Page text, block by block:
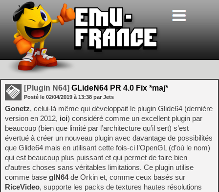
[Plugin N64] GLideN64 PR 4.0 Fix *maj*
Posté le 02/04/2019 à 13:38 par Jets
Gonetz, celui-là même qui développait le plugin Glide64 (dernière
version en 2012, ici) considéré comme un excellent plugin par
beaucoup (bien que limité par l’architecture qu’il sert) s’est
évertué à créer un nouveau plugin avec davantage de possibilités
que Glide64 mais en utilisant cette fois-ci l’OpenGL (d’où le nom)
qui est beaucoup plus puissant et qui permet de faire bien
d’autres choses sans véritables limitations. Ce plugin utilise
comme base glN64de Orkin et, comme ceux basés sur
RiceVideo, supporte les packs de textures hautes résolutions